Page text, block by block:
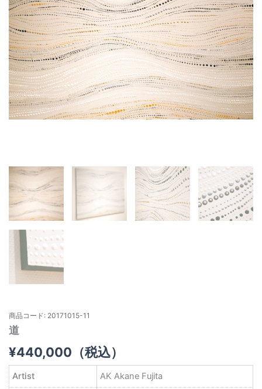
商品コード: 20171015-11
道
¥440,000 （税込）
Artist AK Akane Fujita